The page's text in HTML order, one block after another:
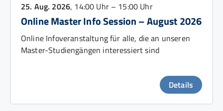
25. Aug. 2026, 14:00 Uhr – 15:00 Uhr
Online Master Info Session – August 2026
Online Infoveranstaltung für alle, die an unseren
Master-Studiengängen interessiert sind
Details